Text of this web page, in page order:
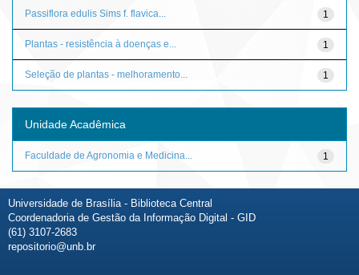
1
Passiflora edulis Sims f. flavica...
1
Plantas - resistência à doenças e...
1
Seleção de plantas - melhoramento...
Unidade Acadêmica
1
Faculdade de Agronomia e Medicina...
Universidade de Brasília - Biblioteca Central
Coordenadoria de Gestão da Informação Digital - GID
(61) 3107-2683
repositorio@unb.br